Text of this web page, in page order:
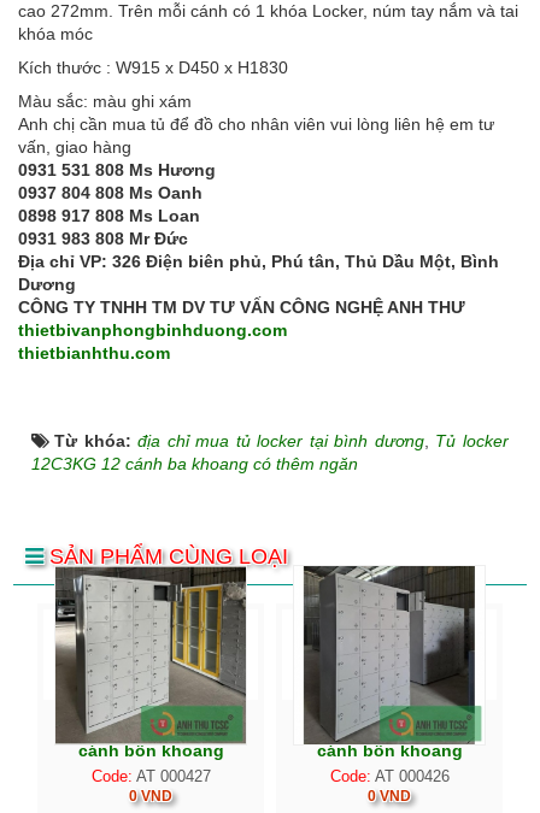
cao 272mm. Trên mỗi cánh có 1 khóa Locker, núm tay nắm và tai
khóa móc
Kích thước : W915 x D450 x H1830
Màu sắc: màu ghi xám
Anh chị cần mua tủ để đồ cho nhân viên vui lòng liên hệ em tư
vấn, giao hàng
0931 531 808 Ms Hương
0937 804 808 Ms Oanh
0898 917 808 Ms Loan
0931 983 808 Mr Đức
Địa chỉ VP: 326 Điện biên phủ, Phú tân, Thủ Dầu Một, Bình
Dương
CÔNG TY TNHH TM DV TƯ VẤN CÔNG NGHỆ ANH THƯ
thietbivanphongbinhduong.com
thietbianhthu.com
Từ khóa:địa chỉ mua tủ locker tại bình dương, Tủ locker
12C3KG 12 cánh ba khoang có thêm ngăn
SẢN PHẨM CÙNG LOẠI
Tủ locker 28C4K 28
cánh bốn khoang
Code: AT 000427
0 VND
Tủ locker 24C4K 24
cánh bốn khoang
Code: AT 000426
0 VND